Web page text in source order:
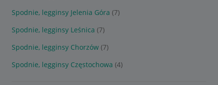
Spodnie, legginsy Jelenia Góra (7)
Spodnie, legginsy Leśnica (7)
Spodnie, legginsy Chorzów (7)
Spodnie, legginsy Częstochowa (4)